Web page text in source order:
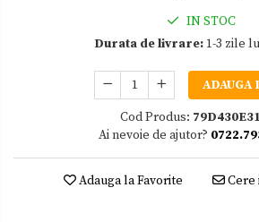
IN STOC
Durata de livrare:1-3 zile
ADAUGA
Cod Produs:
Ai nevoie de ajutor?
Adauga la Favorite Cere